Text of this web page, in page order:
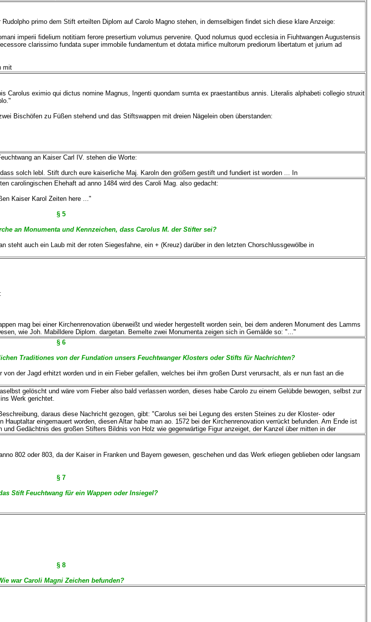
primo dem Stift erteilten Diplom auf Carolo Magno stehen, in demselbigen findet sich diese klare Anzeige:
imperii fidelium notitiam ferore presertium volumus pervenire. Quod nolumus quod ecclesia in Fiuhtwangen Augustensis
clarissimo fundata super immobile fundamentum et dotata mirfice multorum prediorum libertatum et jurium ad
mit
Carolus eximio qui dictus nomine Magnus, Ingenti quondam sumta ex praestantibus annis. Literalis alphabeti collegio struxit
Bischöfen zu Füßen stehend und das Stiftswappen mit dreien Nägelein oben überstanden:
an Kaiser Carl IV. stehen die Worte:
solch lebl. Stift durch eure kaiserliche Maj. Karoln den größern gestift und fundiert ist worden ... In
carolingischen Ehehaft ad anno 1484 wird des Caroli Mag. also gedacht:
Kaiser Karol Zeiten here ..."
§ 5
an Monumenta und Kennzeichen, dass Carolus M. der Stifter sei?
steht auch ein Laub mit der roten Siegesfahne, ein + (Kreuz) darüber in den letzten Chorschlussgewölbe in
mag bei einer Kirchenrenovation überweißt und wieder hergestellt worden sein, bei dem anderen Monument des Lamms
wie Joh. Mabilldere Diplom. dargetan. Bemelte zwei Monumenta zeigen sich in Gemälde so: "..."
§ 6
Traditiones von der Fundation unsers Feuchtwanger Klosters oder Stifts für Nachrichten?
der Jagd erhitzt worden und in ein Fieber gefallen, welches bei ihm großen Durst verursacht, als er nun fast an die
gelöscht und wäre vom Fieber also bald verlassen worden, dieses habe Carolo zu einem Gelübde bewogen, selbst zur
Werk gerichtet.
daraus diese Nachricht gezogen, gibt: "Carolus sei bei Legung des ersten Steines zu der Kloster- oder
eingemauert worden, diesen Altar habe man ao. 1572 bei der Kirchenrenovation verrückt befunden. Am Ende ist
Gedächtnis des großen Stifters Bildnis von Holz wie gegenwärtige Figur anzeiget, der Kanzel über mitten in der
802 oder 803, da der Kaiser in Franken und Bayern gewesen, geschehen und das Werk erliegen geblieben oder langsam
§ 7
Stift Feuchtwang für ein Wappen oder Insiegel?
§ 8
war Caroli Magni Zeichen befunden?